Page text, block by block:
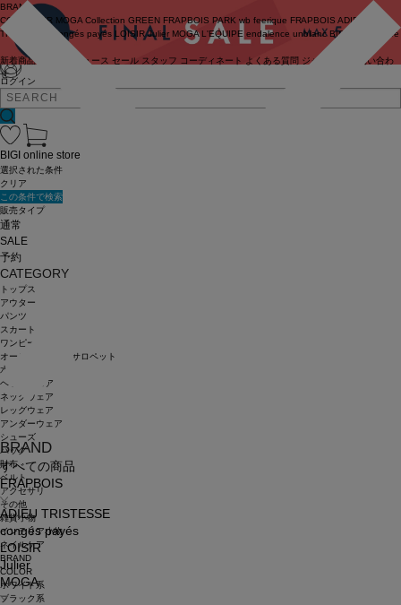
ログイン
BRAND
COUTURIER MOGA Collection GREEN FRAPBOIS PARK wb feerique FRAPBOIS ADIEU
TRISTESSE
congés payés LOISIR Julier MOGA L'EQUIPE endalence unbilanc BIGI online store
新着商品 ニュース セール スタッフ コーディネート よくある質問 ジャーナル
お問い合わ
せ
BRAND
すべての商品
FRAPBOIS
ADIEU TRISTESSE
congés payés
LOISIR
Julier
MOGA
BIGI online store
選択された条件
クリア
この条件で検索
販売タイプ
通常
SALE
予約
CATEGORY
トップス
アウター
パンツ
スカート
ワンピース
オールインワン・サロペット
水着
ヘッドウェア
ネックウェア
レッグウェア
アンダーウェア
シューズ
バッグ
財布
ベルト
アクセサリ
その他
雑貨小物
インテリア小物
ネイルケア
BRAND
COLOR
ホワイト系
ブラック系